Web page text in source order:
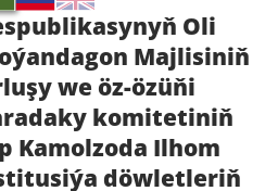
Oli
Majlisiniň
we öz-özüňi
komitetiniň
Kamolzoda Ilhom
döwletleriň